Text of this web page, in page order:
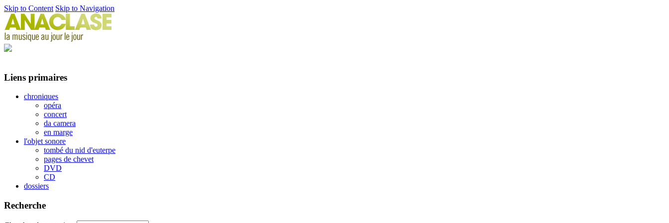
Skip to Content Skip to Navigation
Liens primaires
chroniques
opéra
concert
da camera
en marge
l'objet sonore
tombé du nid d'euterpe
pages de chevet
DVD
CD
dossiers
Recherche